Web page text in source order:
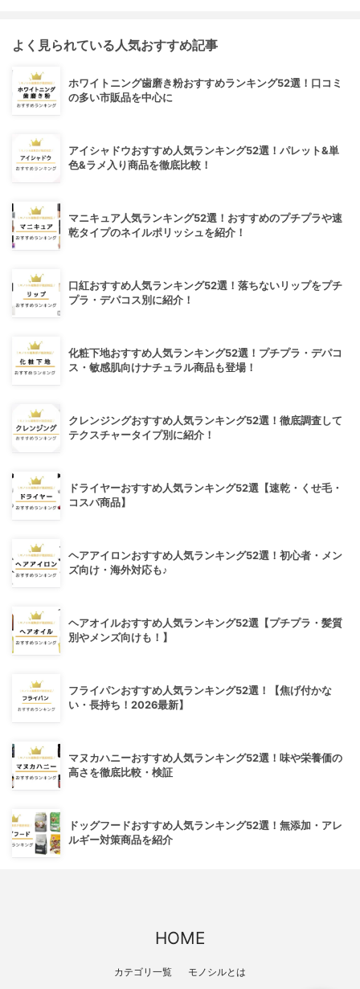
よく見られている人気おすすめ記事
ホワイトニング歯磨き粉おすすめランキング52選！口コミ
の多い市販品を中心に
アイシャドウおすすめ人気ランキング52選！パレット&単
色&ラメ入り商品を徹底比較！
マニキュア人気ランキング52選！おすすめのプチプラや速
乾タイプのネイルポリッシュを紹介！
口紅おすすめ人気ランキング52選！落ちないリップをプチ
プラ・デパコス別に紹介！
化粧下地おすすめ人気ランキング52選！プチプラ・デパコ
ス・敏感肌向けナチュラル商品も登場！
クレンジングおすすめ人気ランキング52選！徹底調査して
テクスチャータイプ別に紹介！
ドライヤーおすすめ人気ランキング52選【速乾・くせ毛・
コスパ商品】
ヘアアイロンおすすめ人気ランキング52選！初心者・メン
ズ向け・海外対応も♪
ヘアオイルおすすめ人気ランキング52選【プチプラ・髪質
別やメンズ向けも！】
フライパンおすすめ人気ランキング52選！【焦げ付かな
い・長持ち！2026最新】
マヌカハニーおすすめ人気ランキング52選！味や栄養価の
高さを徹底比較・検証
ドッグフードおすすめ人気ランキング52選！無添加・アレ
ルギー対策商品を紹介
HOME
カテゴリ一覧 モノシルとは